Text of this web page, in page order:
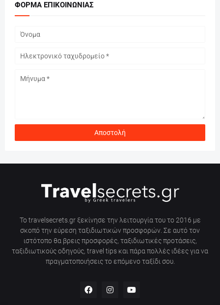
ΦΌΡΜΑ ΕΠΙΚΟΙΝΩΝΊΑΣ
Το travelsecrets.gr ξεκίνησε την λειτουργία του το 2016 με
σκοπό την εύρεση ταξιδιωτικών προσφορών. Σε αυτό τον
ιστότοπο θα βρεις προσφορές, ταξιδιωτικές προτάσεις,
ταξιδιωτικούς οδηγούς, travel tips και πάρα πολλές ιδέες για να
πραγματοποιήσεις το επόμενο ταξίδι σου.